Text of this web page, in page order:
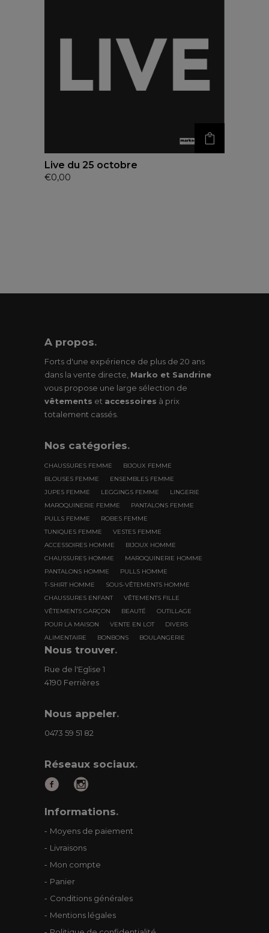
Live du 25 octobre
€0,00
A propos.
Forts d'une expérience de plus de 20 ans
dans la vente directe, Marko et Sandrine
vous propose une large sélection de
vêtements et accessoires à prix
totalement cassés.
Nos catégories.
CHAUSSURES FEMME
BIJOUX FEMME
BLOUSES FEMME
ENSEMBLES FEMME
JUPES FEMME
LEGGINGS FEMME
LINGERIE
MAROQUINERIE FEMME
PANTALONS FEMME
PULLS FEMME
ROBES FEMME
TUNIQUES FEMME
VESTES FEMME
ACCESSOIRES HOMME
BIJOUX HOMME
CHAUSSURES HOMME
MAROQUINERIE HOMME
PANTALONS HOMME
PULLS HOMME
T-SHIRT HOMME
SOUS-VÊTEMENTS HOMME
CHAUSSURES ENFANT
VÊTEMENTS FILLE
VÊTEMENTS GARÇON
BEAUTÉ
OUTILLAGE
POUR LA MAISON
VENTE EN LOT
DIVERS
ALIMENTAIRE
BONBONS BOULANGERIE
Nous trouver.
Rue de l'Eglise 1
4190 Ferrières
Nous appeler.
0473 59 51 82
Réseaux sociaux.
Informations.
Moyens de paiement
Livraisons
Mon compte
Panier
Conditions générales
Mentions légales